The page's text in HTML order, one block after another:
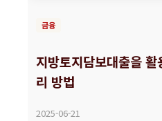
금융
지방토지담보대출을
리 방법
2025-06-21